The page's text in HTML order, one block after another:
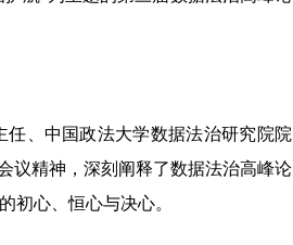
、中国政法大学数据法治研究院院
议精神，深刻阐释了数据法治高峰论
初心、恒心与决心。